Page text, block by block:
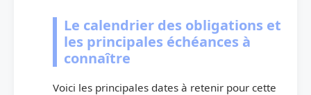
Le calendrier des obligations et
les principales échéances à
connaître
Voici les principales dates à retenir pour cette